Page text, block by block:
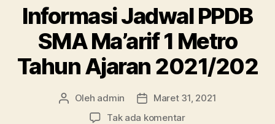
Informasi Jadwal PPDB
SMA Ma’arif 1 Metro
Tahun Ajaran 2021/202
Penulis
artikel
Oleh admin
Tanggal
artikel
Maret 31, 2021
Tak ada komentarpada